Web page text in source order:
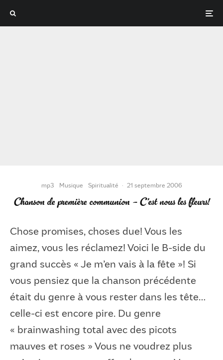
mp3 Musique Spiritualité · 21 septembre 2006
Chanson de première communion – C’est nous les fleurs!
Chose promises, choses due! Vous les
aimez, vous les réclamez! Voici le B-side du
grand succès « Je m’en vais à la fête »! Si
vous pensiez que la chanson précédente
était du genre à vous rester dans les tête…
celle-ci est encore pire. Du genre
« brainwashing total avec des picots
mauves et roses » Vous ne voudrez plus